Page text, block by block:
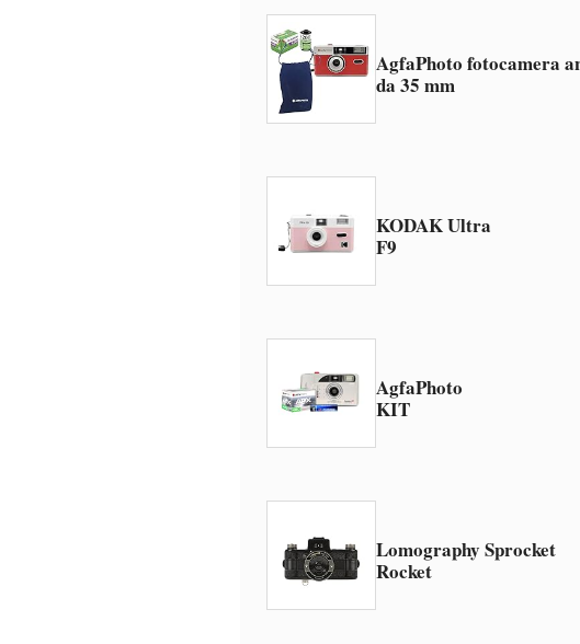
AgfaPhoto fotocamera
da 35 mm
KODAK Ultra
F9
AgfaPhoto
KIT
Lomography Sprocket
Rocket